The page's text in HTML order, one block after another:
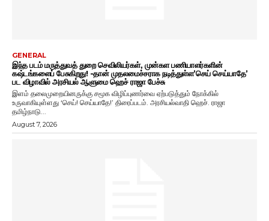
GENERAL
இந்த படம் மருத்துவத் துறை செவிலியர்கள், முன்கள பணியாளர்களின்
கஷ்டங்களைப் பேசுகிறது! -தான் முதலமைச்சராக நடித்துள்ள’செய் செய்யாதே’
பட விழாவில் அரசியல் ஆளுமை ஹெச் ராஜா பேச்சு
இளம் தலைமுறையினருக்கு சமூக விழிப்புணர்வை ஏற்படுத்தும் நோக்கில்
உருவாகியுள்ளது ‘செய்! செய்யாதே!’ திரைப்படம். அரசியல்வாதி ஹெச். ராஜா
தமிழ்நாடு...
August 7, 2026